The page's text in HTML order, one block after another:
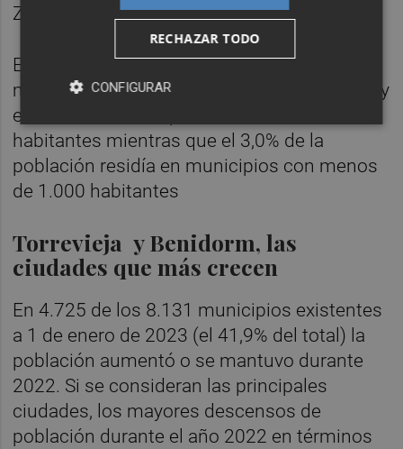
Zamora (-0,6%) y Badajoz (-0,3%)
El 40,1% de la población residía en 2023 en
municipios mayores de 100.000 habitantes y
el 20,0% en municipios menores de 10.000
habitantes mientras que el 3,0% de la
población residía en municipios con menos
de 1.000 habitantes
Torrevieja y Benidorm, las
ciudades que más crecen
En 4.725 de los 8.131 municipios existentes
a 1 de enero de 2023 (el 41,9% del total) la
población aumentó o se mantuvo durante
2022. Si se consideran las principales
ciudades, los mayores descensos de
población durante el año 2022 en términos
RECHAZAR TODO
CONFIGURAR